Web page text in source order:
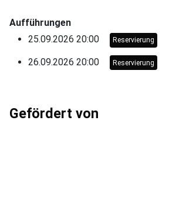
Aufführungen
25.09.2026 20:00
Reservierung
26.09.2026 20:00 Reservierung
Gefördert von